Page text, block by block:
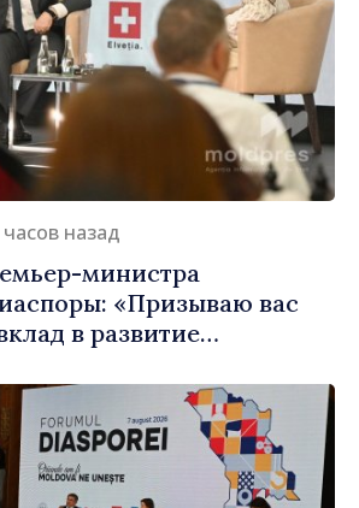
часов назад
министра
«Призываю вас
в развитие